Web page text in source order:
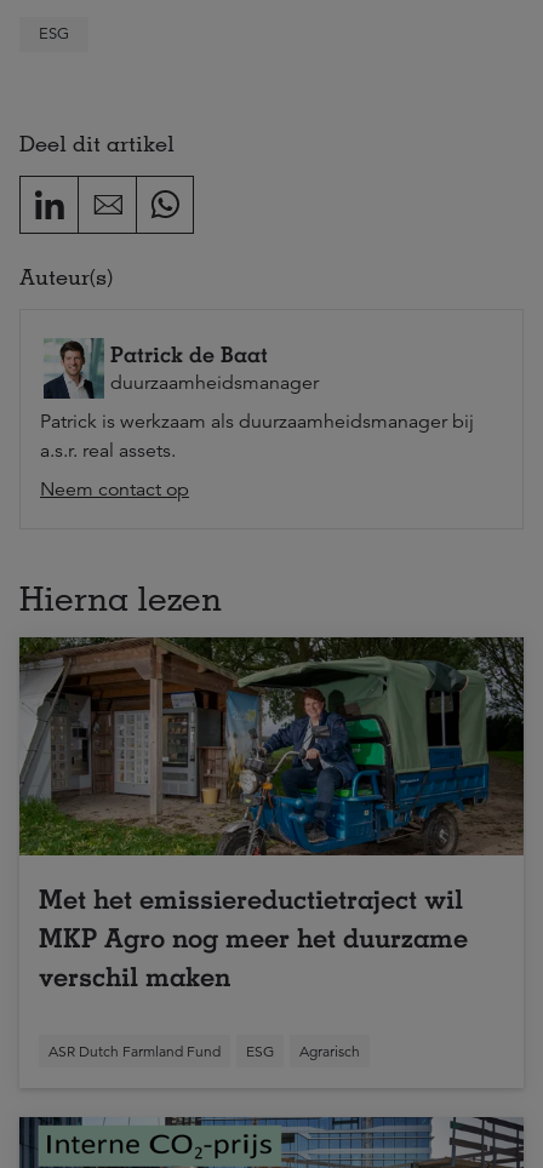
ESG
Deel dit artikel
Auteur(s)
Patrick de Baat
duurzaamheidsmanager
Patrick is werkzaam als duurzaamheidsmanager bij
a.s.r. real assets.
Neem contact op
Hierna lezen
Met het emissiereductietraject wil
MKP Agro nog meer het duurzame
verschil maken
ASR Dutch Farmland Fund ESG Agrarisch